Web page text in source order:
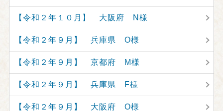
【令和２年１０月】 大阪府 N様
【令和２年９月】 兵庫県 O様
【令和２年９月】 京都府 M様
【令和２年９月】 兵庫県 F様
【令和２年９月】 大阪府 O様